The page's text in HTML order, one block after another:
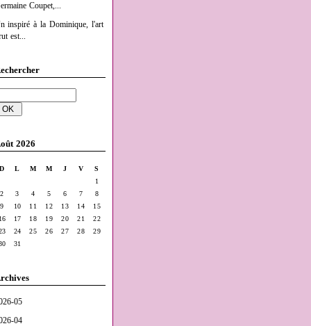
Coupet,...
inspiré à la Dominique, l'art
est...
2026
D L M M J V
S
1
2
3 4 5 6 7
8
9
10 11 12 13 14
15
16
17 18 19 20 21
22
24 25 26 27 28
29
31
05
04